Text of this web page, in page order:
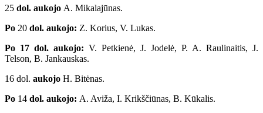
25 dol. aukojo A. Mikalajūnas.
Po 20 dol. aukojo: Z. Korius, V. Lukas.
Po 17 dol. aukojo: V. Petkienė, J. Jodelė, P. A. Raulinaitis, J.
Telson, B. Jankauskas.
16 dol. aukojo H. Bitėnas.
Po 14 dol. aukojo: A. Aviža, I. Krikščiūnas, B. Kūkalis.